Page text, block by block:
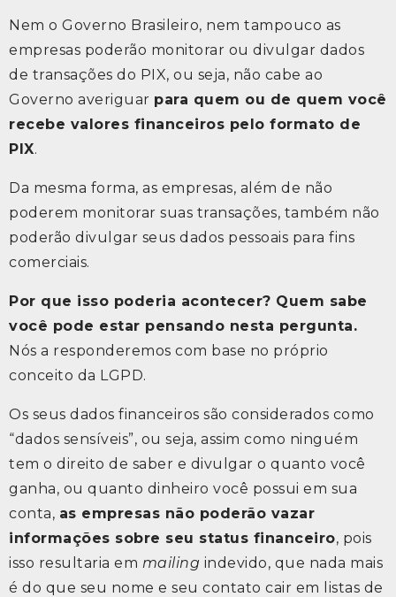
Nem o Governo Brasileiro, nem tampouco as
empresas poderão monitorar ou divulgar dados
de transações do PIX, ou seja, não cabe ao
Governo averiguar para quem ou de quem você
recebe valores financeiros pelo formato de
PIX.
Da mesma forma, as empresas, além de não
poderem monitorar suas transações, também não
poderão divulgar seus dados pessoais para fins
comerciais.
Por que isso poderia acontecer? Quem sabe
você pode estar pensando nesta pergunta.
Nós a responderemos com base no próprio
conceito da LGPD.
Os seus dados financeiros são considerados como
“dados sensíveis”, ou seja, assim como ninguém
tem o direito de saber e divulgar o quanto você
ganha, ou quanto dinheiro você possui em sua
conta, as empresas não poderão vazar
informações sobre seu status financeiro, pois
isso resultaria em mailing indevido, que nada mais
é do que seu nome e seu contato cair em listas de